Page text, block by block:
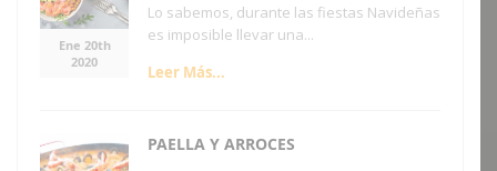
Ene 20th
2020
Lo sabemos, durante las fiestas Navideñas
es imposible llevar una...
Leer Más...
PAELLA Y ARROCES